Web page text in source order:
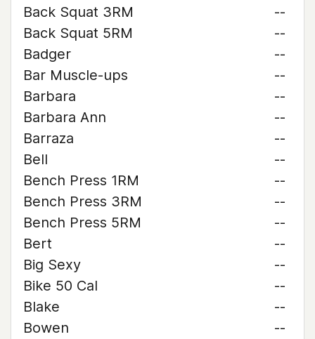
Back Squat 3RM
--
Back Squat 5RM
--
Badger
--
Bar Muscle-ups
--
Barbara
--
Barbara Ann
--
Barraza
--
Bell
--
Bench Press 1RM
--
Bench Press 3RM
--
Bench Press 5RM
--
Bert
--
Big Sexy
--
Bike 50 Cal
--
Blake
--
Bowen
--